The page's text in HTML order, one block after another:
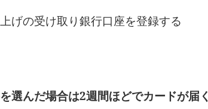
げの受け取り銀行口座を登録する
選んだ場合は2週間ほどでカードが届く